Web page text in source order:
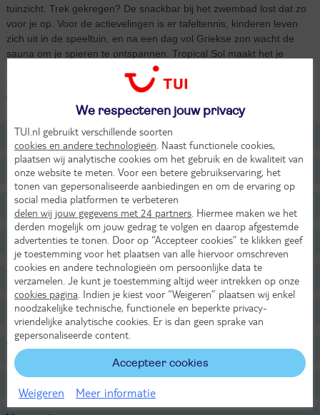
tuinzicht. Trek gekregen? De snackbar bij het zwembad lost dat zo
voor je op. Voor de actievelingen is er tafeltennis, kinderen leven
zich uit in de speeltuin, en na een dag vol Griekse zon wacht de
sauna om je spieren te ontspannen. Tropical Sol maakt het je
makkelijk: alles draait hier om ontspannen, genieten en het beste
uit Tigaki halen – met zijn witte zandstranden en helderblauwe
water voor de deur.
Ligging
Faciliteiten
Restaurants/Bars
Zwembaden
Wellness
Sport & Activiteiten
Voor de kinderen
We respecteren jouw privacy
TUI.nl gebruikt verschillende soorten
cookies en andere technologieën . Naast functionele cookies,
plaatsen wij analytische cookies om het gebruik en de kwaliteit van
onze website te meten. Voor een betere gebruikservaring, het
tonen van gepersonaliseerde aanbiedingen en om de ervaring op
social media platformen te verbeteren
delen wij jouw gegevens met 24 partners . Hiermee maken we het
derden mogelijk om jouw gedrag te volgen en daarop afgestemde
advertenties te tonen. Door op “Accepteer cookies” te klikken geef
je toestemming voor het plaatsen van alle hiervoor omschreven
cookies en andere technologieën om persoonlijke data te
verzamelen. Je kunt je toestemming altijd weer intrekken op onze
cookies pagina . Indien je kiest voor “Weigeren” plaatsen wij enkel
noodzakelijke technische, functionele en beperkte privacy-
vriendelijke analytische cookies. Er is dan geen sprake van
gepersonaliseerde content.
Accepteer cookies
Weigeren Meer informatie